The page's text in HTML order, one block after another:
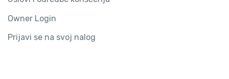
Owner Login
Prijavi se na svoj nalog